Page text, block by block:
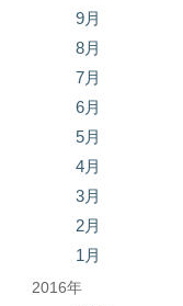
9月
8月
7月
6月
5月
4月
3月
2月
1月
2016年